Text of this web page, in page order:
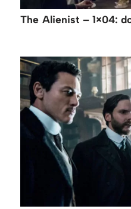
The Alienist – 1×04: